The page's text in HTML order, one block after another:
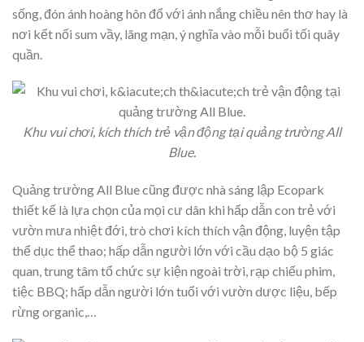
sống, đón ánh hoàng hôn đổ với ánh nắng chiều nên thơ hay là
nơi kết nối sum vầy, lãng mạn, ý nghĩa vào mỗi buổi tối quây
quần.
Khu vui chơi, kích thích trẻ vận động tại quảng trường All
Blue.
Quảng trường All Blue cũng được nhà sáng lập Ecopark
thiết kế là lựa chọn của mọi cư dân khi hấp dẫn con trẻ với
vườn mưa nhiệt đới, trò chơi kích thích vận động, luyện tập
thể dục thể thao; hấp dẫn người lớn với cầu dạo bộ 5 giác
quan, trung tâm tổ chức sự kiện ngoài trời, rạp chiếu phim,
tiệc BBQ; hấp dẫn người lớn tuổi với vườn dược liệu, bếp
rừng organic,…